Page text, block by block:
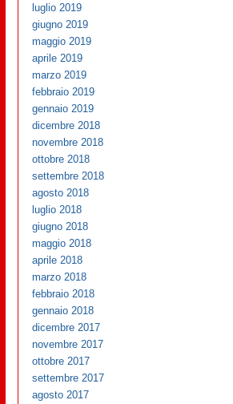
luglio 2019
giugno 2019
maggio 2019
aprile 2019
marzo 2019
febbraio 2019
gennaio 2019
dicembre 2018
novembre 2018
ottobre 2018
settembre 2018
agosto 2018
luglio 2018
giugno 2018
maggio 2018
aprile 2018
marzo 2018
febbraio 2018
gennaio 2018
dicembre 2017
novembre 2017
ottobre 2017
settembre 2017
agosto 2017